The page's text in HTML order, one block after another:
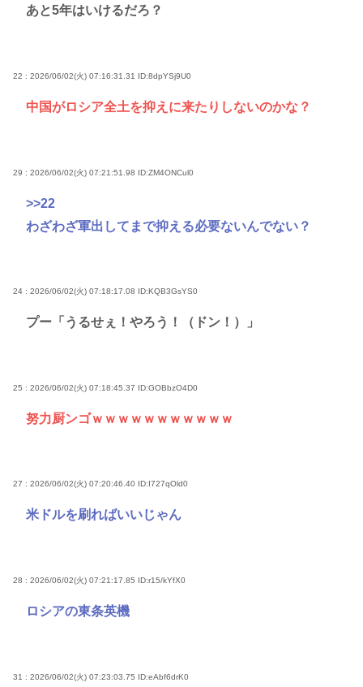
あと5年はいけるだろ？
22 : 2026/06/02(火) 07:16:31.31 ID:8dpYSj9U0
中国がロシア全土を抑えに来たりしないのかな？
29 : 2026/06/02(火) 07:21:51.98 ID:ZM4ONCul0
>>22
わざわざ軍出してまで抑える必要ないんでない？
24 : 2026/06/02(火) 07:18:17.08 ID:KQB3GsYS0
プー「うるせぇ！やろう！（ドン！）」
25 : 2026/06/02(火) 07:18:45.37 ID:GOBbzO4D0
努力厨ンゴｗｗｗｗｗｗｗｗｗｗｗ
27 : 2026/06/02(火) 07:20:46.40 ID:I727qOld0
米ドルを刷ればいいじゃん
28 : 2026/06/02(火) 07:21:17.85 ID:r15/kYfX0
ロシアの東条英機
31 : 2026/06/02(火) 07:23:03.75 ID:eAbf6drK0